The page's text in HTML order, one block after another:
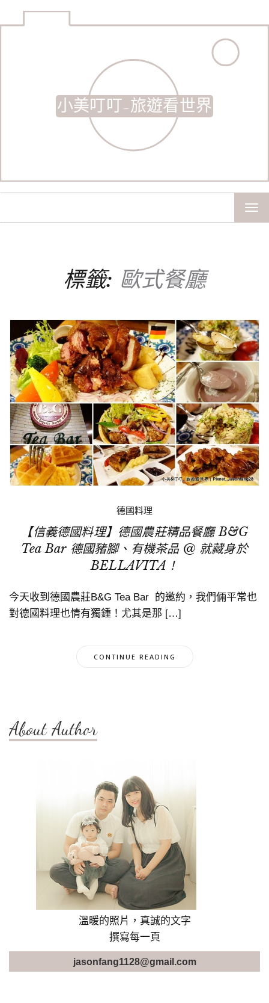
小美叮叮-旅遊看世界
標籤: 歐式餐廳
德國料理
【信義德國料理】德國農莊精品餐廳 B&G
Tea Bar 德國豬腳、有機茶品 @ 就藏身於
BELLAVITA！
今天收到德國農莊B&G Tea Bar 的邀約，我們倆平常也
對德國料理也情有獨鍾！尤其是那 […]
CONTINUE READING
About Author
溫暖的照片，真誠的文字
撰寫每一頁
jasonfang1128@gmail.com